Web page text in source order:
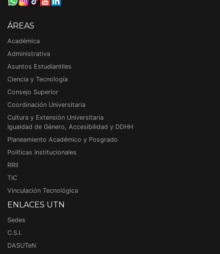
ÁREAS
Académica
Administrativa
Asuntos Estudiantiles
Ciencia y Tecnología
Consejo Superior
Coordinación Universitaria
Cultura y Extensión Universitaria
Igualdad de Género, Accesibilidad y DDHH
Planeamiento Académico y Posgrado
Políticas Institucionales
RRII
TIC
Vinculación Tecnológica
ENLACES UTN
Sedes
C.S.I.
DASUTeN